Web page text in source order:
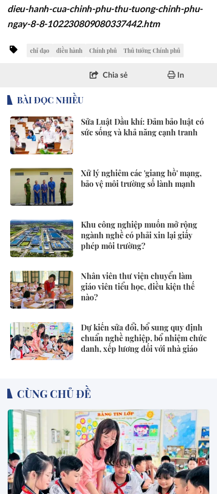
dieu-hanh-cua-chinh-phu-thu-tuong-chinh-phu-
ngay-8-8-102230809080337442.htm
chỉ đạo điều hành Chính phủ Thủ tướng Chính phủ
Chia sẻ In
BÀI ĐỌC NHIỀU
Sửa Luật Dầu khí: Đảm bảo luật có
sức sống và khả năng cạnh tranh
Xử lý nghiêm các 'giang hồ' mạng,
bảo vệ môi trường số lành mạnh
Khu công nghiệp muốn mở rộng
ngành nghề có phải xin lại giấy
phép môi trường?
Nhân viên thư viện chuyển làm
giáo viên tiểu học, điều kiện thế
nào?
Dự kiến sửa đổi, bổ sung quy định
chuẩn nghề nghiệp, bổ nhiệm chức
danh, xếp lương đối với nhà giáo
CÙNG CHỦ ĐỀ